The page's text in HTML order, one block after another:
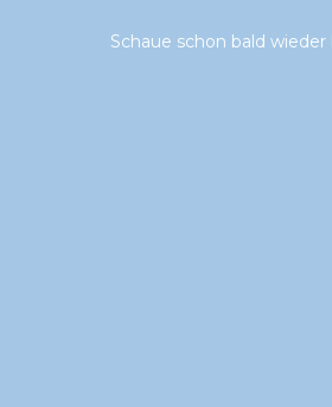
Schaue schon bald wieder